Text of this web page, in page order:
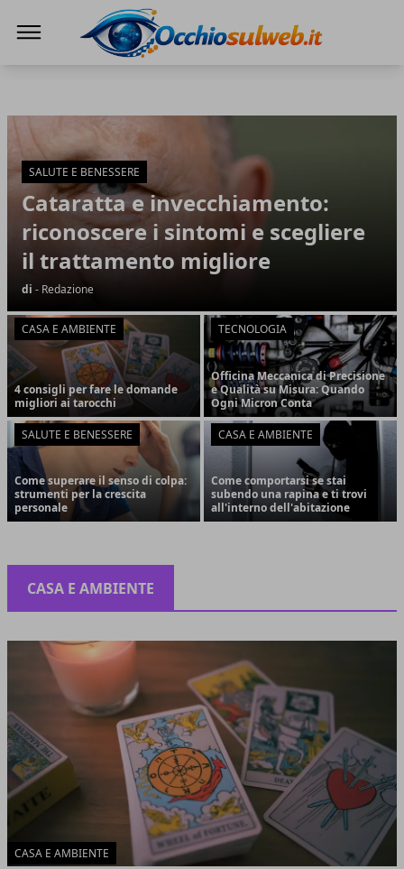
Articoli in Evidenza
SALUTE E BENESSERE
Cataratta e invecchiamento:
riconoscere i sintomi e scegliere
il trattamento migliore
di - Redazione
CASA E AMBIENTE
4 consigli per fare le domande
migliori ai tarocchi
TECNOLOGIA
Officina Meccanica di Precisione
e Qualità su Misura: Quando
Ogni Micron Conta
SALUTE E BENESSERE
Come superare il senso di colpa:
strumenti per la crescita
personale
CASA E AMBIENTE
Come comportarsi se stai
subendo una rapina e ti trovi
all'interno dell'abitazione
CASA E AMBIENTE
CASA E AMBIENTE